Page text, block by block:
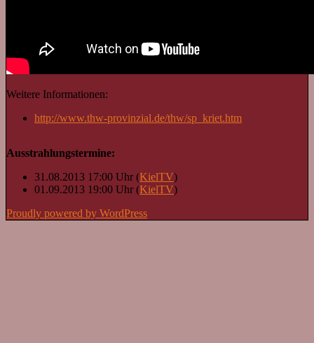
Weitere Informationen:
http://www.thw-provinzial.de/thw/sp_kriet.htm
Ausstrahlungstermine:
31.08.2013 17:00 Uhr (KielTV)
01.09.2013 19:00 Uhr (KielTV)
Proudly powered by WordPress